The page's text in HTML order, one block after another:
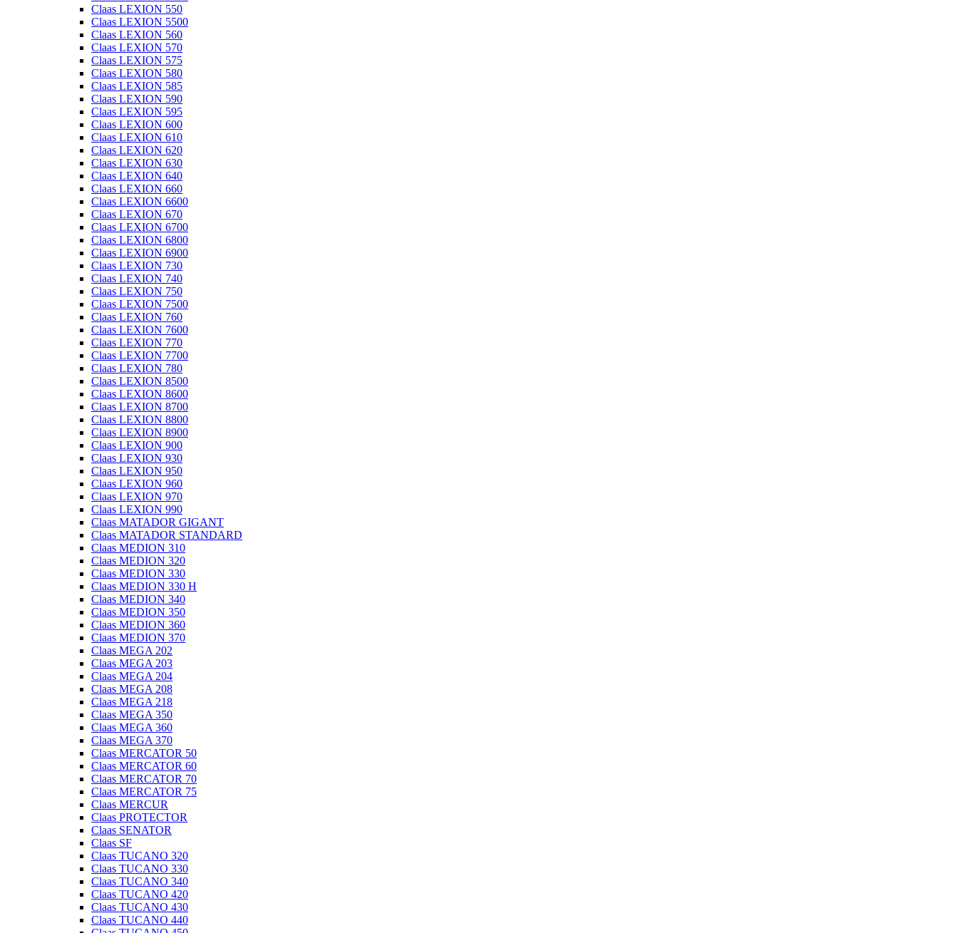
Claas LEXION 550
Claas LEXION 5500
Claas LEXION 560
Claas LEXION 570
Claas LEXION 575
Claas LEXION 580
Claas LEXION 585
Claas LEXION 590
Claas LEXION 595
Claas LEXION 600
Claas LEXION 610
Claas LEXION 620
Claas LEXION 630
Claas LEXION 640
Claas LEXION 660
Claas LEXION 6600
Claas LEXION 670
Claas LEXION 6700
Claas LEXION 6800
Claas LEXION 6900
Claas LEXION 730
Claas LEXION 740
Claas LEXION 750
Claas LEXION 7500
Claas LEXION 760
Claas LEXION 7600
Claas LEXION 770
Claas LEXION 7700
Claas LEXION 780
Claas LEXION 8500
Claas LEXION 8600
Claas LEXION 8700
Claas LEXION 8800
Claas LEXION 8900
Claas LEXION 900
Claas LEXION 930
Claas LEXION 950
Claas LEXION 960
Claas LEXION 970
Claas LEXION 990
Claas MATADOR GIGANT
Claas MATADOR STANDARD
Claas MEDION 310
Claas MEDION 320
Claas MEDION 330
Claas MEDION 330 H
Claas MEDION 340
Claas MEDION 350
Claas MEDION 360
Claas MEDION 370
Claas MEGA 202
Claas MEGA 203
Claas MEGA 204
Claas MEGA 208
Claas MEGA 218
Claas MEGA 350
Claas MEGA 360
Claas MEGA 370
Claas MERCATOR 50
Claas MERCATOR 60
Claas MERCATOR 70
Claas MERCATOR 75
Claas MERCUR
Claas PROTECTOR
Claas SENATOR
Claas SF
Claas TUCANO 320
Claas TUCANO 330
Claas TUCANO 340
Claas TUCANO 420
Claas TUCANO 430
Claas TUCANO 440